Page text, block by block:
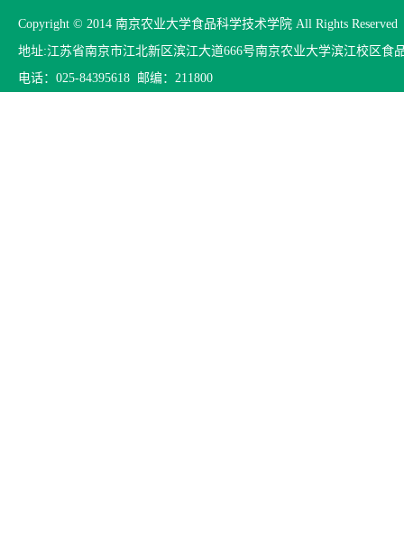
Copyright © 2014 南京农业大学食品科学技术学院 All Rights Reserved
地址:江苏省南京市江北新区滨江大道666号南京农业大学滨江校区食
电话：025-84395618 邮编：211800